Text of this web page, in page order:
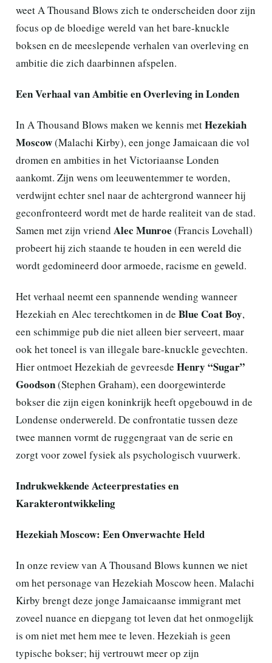
weet A Thousand Blows zich te onderscheiden door zijn
focus op de bloedige wereld van het bare-knuckle
boksen en de meeslepende verhalen van overleving en
ambitie die zich daarbinnen afspelen.
Een Verhaal van Ambitie en Overleving in Londen
In A Thousand Blows maken we kennis metHezekiah
Moscow(Malachi Kirby), een jonge Jamaicaan die vol
dromen en ambities in het Victoriaanse Londen
aankomt. Zijn wens om leeuwentemmer te worden,
verdwijnt echter snel naar de achtergrond wanneer hij
geconfronteerd wordt met de harde realiteit van de stad.
Samen met zijn vriend Alec Munroe (Francis Lovehall)
probeert hij zich staande te houden in een wereld die
wordt gedomineerd door armoede, racisme en geweld.
Het verhaal neemt een spannende wending wanneer
Hezekiah en Alec terechtkomen in de Blue Coat Boy,
een schimmige pub die niet alleen bier serveert, maar
ook het toneel is van illegale bare-knuckle gevechten.
Hier ontmoet Hezekiah de gevreesde Henry “Sugar”
Goodson(Stephen Graham), een doorgewinterde
bokser die zijn eigen koninkrijk heeft opgebouwd in de
Londense onderwereld. De confrontatie tussen deze
twee mannen vormt de ruggengraat van de serie en
zorgt voor zowel fysiek als psychologisch vuurwerk.
Indrukwekkende Acteerprestaties en
Karakterontwikkeling
Hezekiah Moscow: Een Onverwachte Held
In onze review van A Thousand Blows kunnen we niet
om het personage van Hezekiah Moscow heen. Malachi
Kirby brengt deze jonge Jamaicaanse immigrant met
zoveel nuance en diepgang tot leven dat het onmogelijk
is om niet met hem mee te leven. Hezekiah is geen
typische bokser; hij vertrouwt meer op zijn